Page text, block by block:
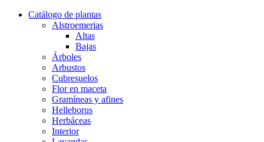
Catálogo de plantas
Alstroemerias
Altas
Bajas
Árboles
Arbustos
Cubresuelos
Flor en maceta
Gramíneas y afines
Helleborus
Herbáceas
Interior